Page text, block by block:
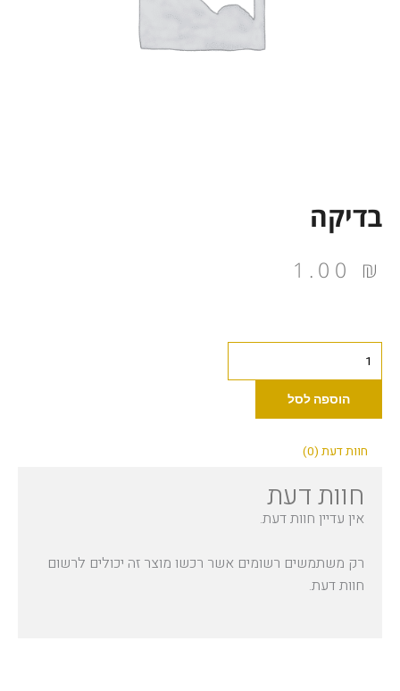
בדיקה
1.00 ₪
הוספה לסל
חוות דעת (0)
חוות דעת
אין עדיין חוות דעת.
רק משתמשים רשומים אשר רכשו מוצר זה יכולים לרשום
חוות דעת.